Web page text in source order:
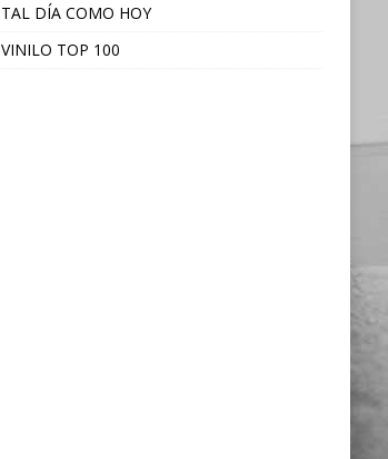
TAL DÍA COMO HOY
VINILO TOP 100